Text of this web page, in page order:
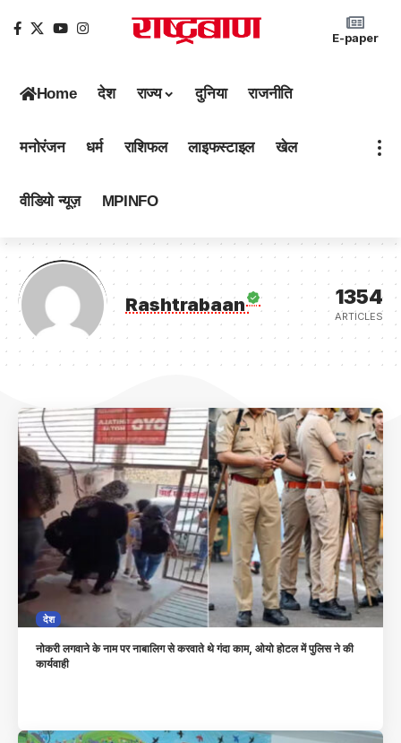
E-paper
Home देश राज्य दुनिया राजनीति
मनोरंजन धर्म राशिफल लाइफस्टाइल खेल
वीडियो न्यूज़ MPINFO
Rashtrabaan 1354
ARTICLES
देश
नोकरी लगवाने के नाम पर नाबालिग से करवाते थे गंदा काम, ओयो होटल में पुलिस ने की
कार्यवाही